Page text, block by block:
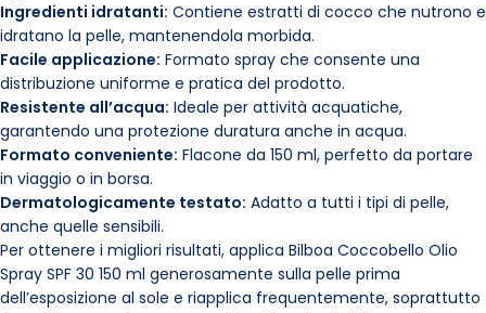
Ingredienti idratanti: Contiene estratti di cocco che nutrono e
idratano la pelle, mantenendola morbida.
Facile applicazione: Formato spray che consente una
distribuzione uniforme e pratica del prodotto.
Resistente all’acqua: Ideale per attività acquatiche,
garantendo una protezione duratura anche in acqua.
Formato conveniente: Flacone da 150 ml, perfetto da portare
in viaggio o in borsa.
Dermatologicamente testato: Adatto a tutti i tipi di pelle,
anche quelle sensibili.
Per ottenere i migliori risultati, applica Bilboa Coccobello Olio
Spray SPF 30 150 ml generosamente sulla pelle prima
dell’esposizione al sole e riapplica frequentemente, soprattutto